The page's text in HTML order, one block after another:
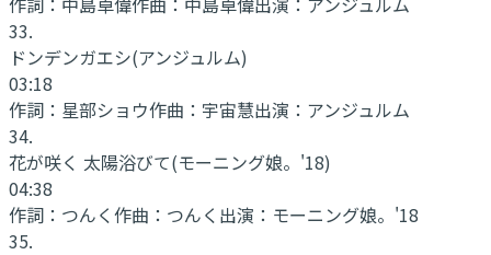
33.
ドンデンガエシ(アンジュルム)
03:18
作詞： 星部ショウ作曲： 宇宙慧出演： アンジュルム
34.
花が咲く 太陽浴びて(モーニング娘。'18)
04:38
作詞： つんく作曲： つんく 出演： モーニング娘。'18
35.